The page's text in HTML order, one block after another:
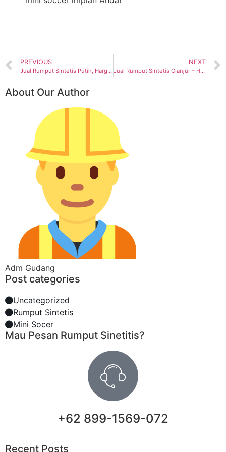
PREVIOUS
Jual Rumput Sintetis Putih, Harga Terbaik dan Berkualitas
NEXT
Jual Rumput Sintetis Cianjur – Harga Rumput Sintetis Murah
About Our Author
Adm Gudang
Post categories
Uncategorized
Rumput Sintetis
Mini Socer
Mau Pesan Rumput Sinetitis?
+62 899-1569-072
Recent Posts